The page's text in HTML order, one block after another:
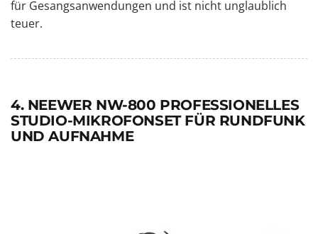
für Gesangsanwendungen und ist nicht unglaublich
teuer.
4. NEEWER NW-800 PROFESSIONELLES
STUDIO-MIKROFONSET FÜR RUNDFUNK
UND AUFNAHME